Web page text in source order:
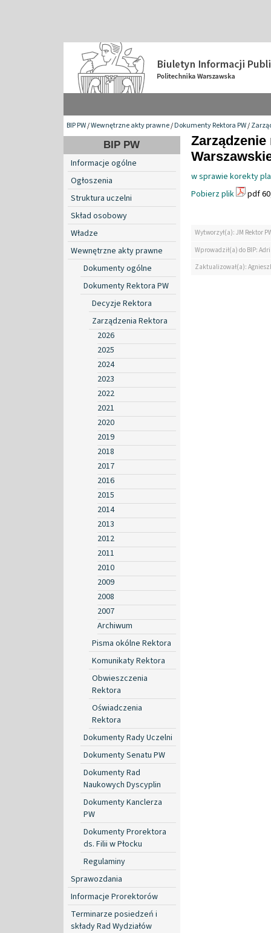
BIP PW/Wewnętrzne akty prawne/Dokumenty Rektora PW/
BIP PW
Informacje ogólne
Ogłoszenia
Struktura uczelni
Skład osobowy
Władze
Wewnętrzne akty prawne
Dokumenty ogólne
Dokumenty Rektora PW
Decyzje Rektora
Zarządzenia Rektora
2026
2025
2024
2023
2022
2021
2020
2019
2018
2017
2016
2015
2014
2013
2012
2011
2010
2009
2008
2007
Archiwum
Pisma okólne Rektora
Komunikaty Rektora
Obwieszczenia
Rektora
Oświadczenia
Rektora
Dokumenty Rady Uczelni
Dokumenty Senatu PW
Dokumenty Rad
Naukowych Dyscyplin
Dokumenty Kanclerza
PW
Dokumenty Prorektora
ds. Filii w Płocku
Regulaminy
Sprawozdania
Informacje Prorektorów
Terminarze posiedzeń i
składy Rad Wydziałów
w sprawie korekty
Pobierz plik
pdf
Wytworzył(a): JM Rektor
Wprowadził(a) do BIP:
Zaktualizował(a):